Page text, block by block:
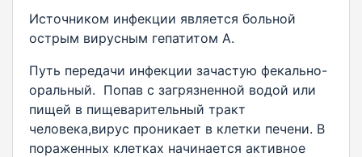
Источником инфекции является больной
острым вирусным гепатитом А.
Путь передачи инфекции зачастую фекально-
оральный. Попав с загрязненной водой или
пищей в пищеварительный тракт
человека,вирус проникает в клетки печени. В
пораженных клетках начинается активное